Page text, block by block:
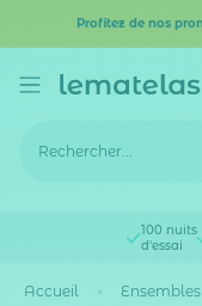
Profitez de nos
100 nuits
d'essai
Accueil